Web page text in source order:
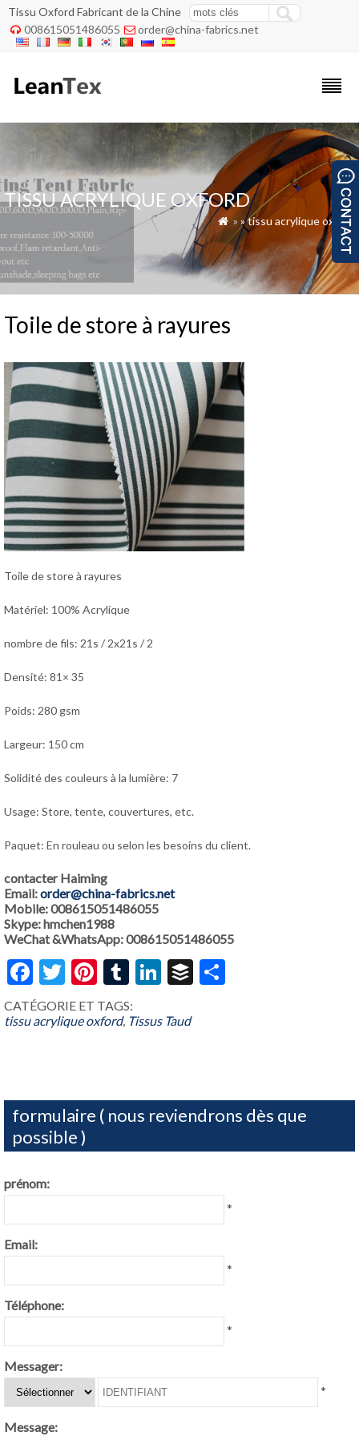
Tissu Oxford Fabricant de la Chine
 008615051486055  order@china-fabrics.net
TISSU ACRYLIQUE OXFORD
 » »tissu acrylique oxford
Toile de store à rayures
Toile de store à rayures
Matériel: 100% Acrylique
nombre de fils: 21s / 2x21s / 2
Densité: 81× 35
Poids: 280 gsm
Largeur: 150 cm
Solidité des couleurs à la lumière: 7
Usage: Store, tente, couvertures, etc.
Paquet: En rouleau ou selon les besoins du client.
contacter Haiming
Email:order@china-fabrics.net
Mobile: 008615051486055
Skype: hmchen1988
WeChat &WhatsApp: 008615051486055
Facebook
Twitter
Pinterest
Tumblr
LinkedIn
Buffer
CATÉGORIE ET ​​TAGS:
tissu acrylique oxford, Tissus Taud
formulaire ( nous reviendrons dès que
possible )
prénom:
*
Email:
*
Téléphone:
*
Messager:
*
Message: